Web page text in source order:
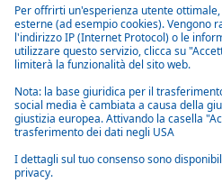
Lo stabilimento produttivo Webasto,
fornisce sistemi di riscaldamento a
tutto il mondo. Dopo la sede
stabilimento è diventato il più grande
Germania, impiegando circa 700